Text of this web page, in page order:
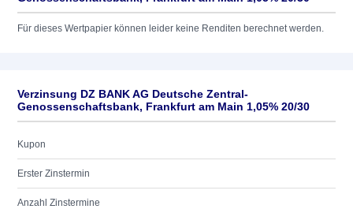
Für dieses Wertpapier können leider keine Renditen berechnet werden.
Verzinsung DZ BANK AG Deutsche Zentral-
Genossenschaftsbank, Frankfurt am Main 1,05% 20/30
Kupon
Erster Zinstermin
Anzahl Zinstermine